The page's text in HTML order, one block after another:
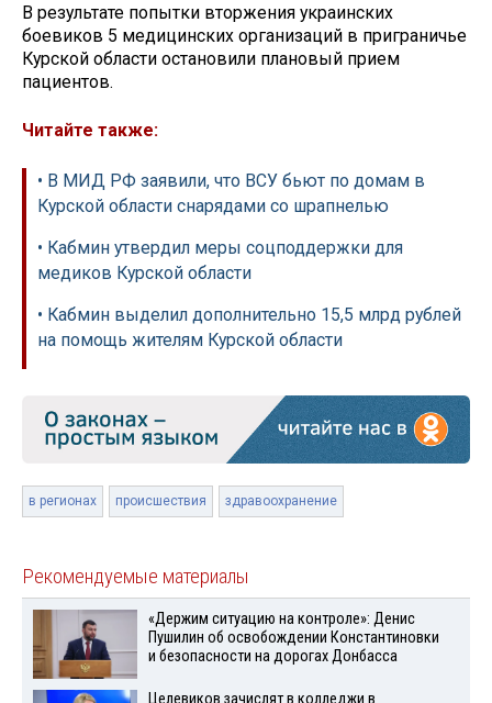
В результате попытки вторжения украинских
боевиков 5 медицинских организаций в приграничье
Курской области остановили плановый прием
пациентов.
Читайте также:
• В МИД РФ заявили, что ВСУ бьют по домам в
Курской области снарядами со шрапнелью
• Кабмин утвердил меры соцподдержки для
медиков Курской области
• Кабмин выделил дополнительно 15,5 млрд рублей
на помощь жителям Курской области
в регионах происшествия здравоохранение
Рекомендуемые материалы
«Держим ситуацию на контроле»: Денис
Пушилин об освобождении Константиновки
и безопасности на дорогах Донбасса
Целевиков зачислят в колледжи в